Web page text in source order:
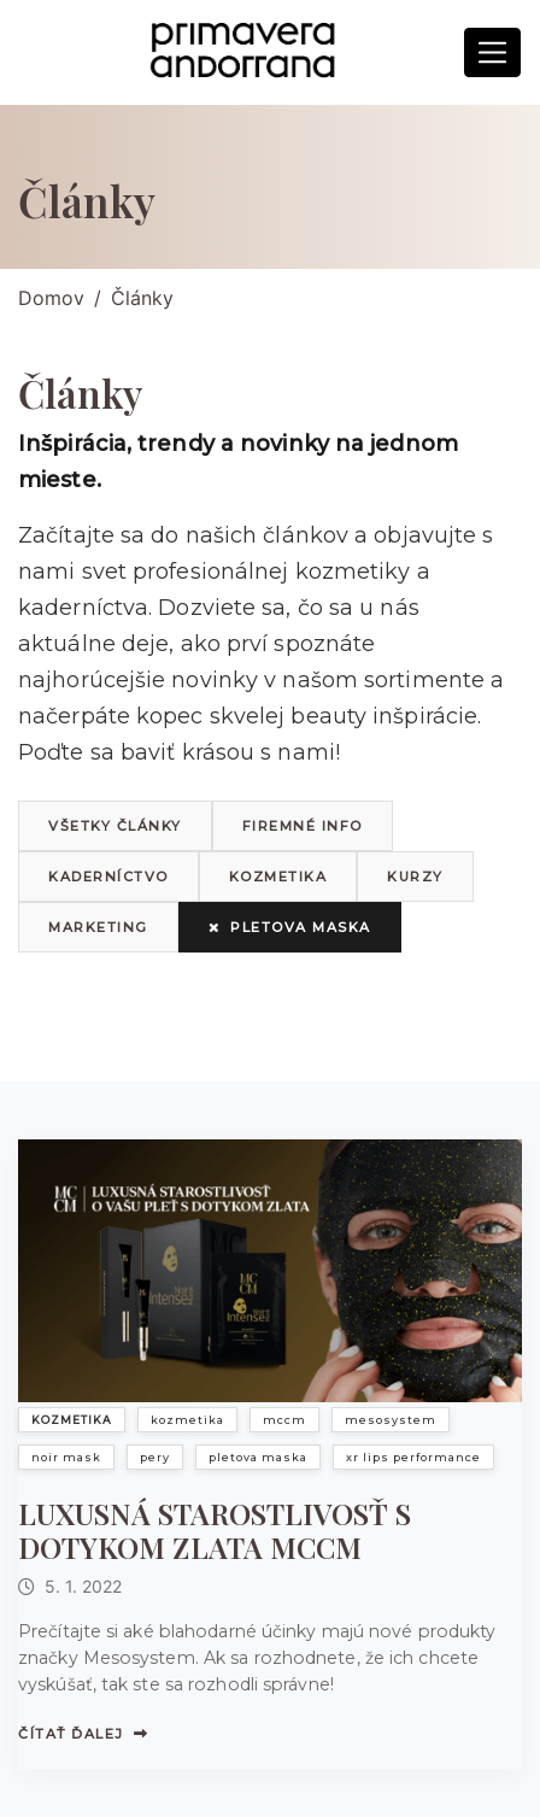
Články
Domov Články
Články
Inšpirácia, trendy a novinky na jednom
mieste.
Začítajte sa do našich článkov a objavujte s
nami svet profesionálnej kozmetiky a
kaderníctva. Dozviete sa, čo sa u nás
aktuálne deje, ako prví spoznáte
najhorúcejšie novinky v našom sortimente a
načerpáte kopec skvelej beauty inšpirácie.
Poďte sa baviť krásou s nami!
VŠETKY ČLÁNKY FIREMNÉ INFO
KADERNÍCTVO KOZMETIKA KURZY
MARKETING PLETOVA MASKA
KOZMETIKA kozmetika mccm mesosystem
noir mask pery pletova maska xr lips performance
LUXUSNÁ STAROSTLIVOSŤ S
DOTYKOM ZLATA MCCM
5. 1. 2022
Prečítajte si aké blahodarné účinky majú nové produkty
značky Mesosystem. Ak sa rozhodnete, že ich chcete
vyskúšať, tak ste sa rozhodli správne!
ČÍTAŤ ĎALEJ